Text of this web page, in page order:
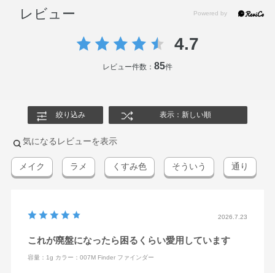
レビュー
4.7
レビュー件数： 85件
絞り込み 表示：新しい順
気になるレビューを表示
メイク ラメ くすみ色 そういう 通り
2026.7.23
これが廃盤になったら困るくらい愛用しています
容量：1g カラー：007M Finder ファインダー